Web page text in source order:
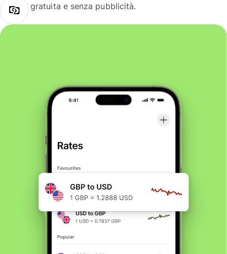
gratuita e senza pubblicità.